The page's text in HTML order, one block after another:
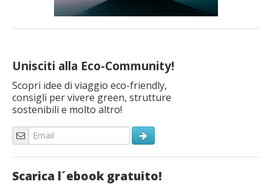
Unisciti alla Eco-Community!
Scopri idee di viaggio eco-friendly,
consigli per vivere green, strutture
sostenibili e molto altro!
Scarica l´ebook gratuito!